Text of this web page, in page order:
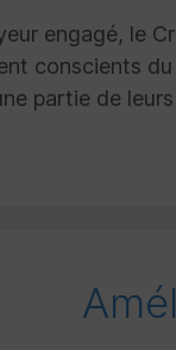
engagé, le
conscients
partie de